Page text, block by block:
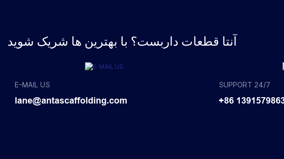
آنتا قطعات داربست؟ با بهترین ها شریک شوید
E-MAIL US
lane@antascaffolding.com
SUPPORT 24/7
+86